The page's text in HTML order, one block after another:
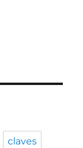
claves